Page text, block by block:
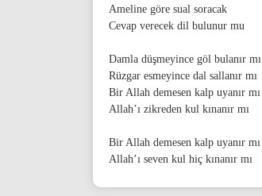
Ameline göre sual soracak
Cevap verecek dil bulunur mu
Damla düşmeyince göl bulanır mı
Rüzgar esmeyince dal sallanır mı
Bir Allah demesen kalp uyanır mı
Allah’ı zikreden kul kınanır mı
Bir Allah demesen kalp uyanır mı
Allah’ı seven kul hiç kınanır mı